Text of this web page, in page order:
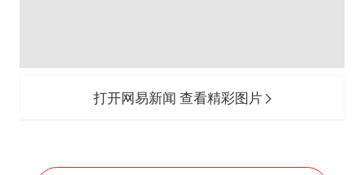
打开网易新闻 查看精彩图片